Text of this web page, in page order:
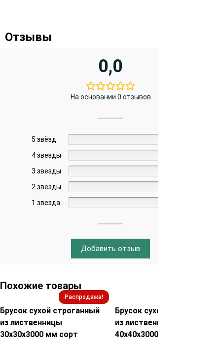
Отзывы
0,0
На основании 0 отзывов
5 звёзд
4 звезды
3 звезды
2 звезды
1 звезда
Добавить отзыв
Похожие товары
Распродажа!
Брусок сухой строганный
из лиственницы
30х30х3000 мм сорт
Брусок сухой строганный
из лиственницы
40х40х3000 мм сорт